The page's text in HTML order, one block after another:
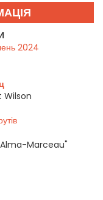
2024
Wilson
"Alma-Marceau"